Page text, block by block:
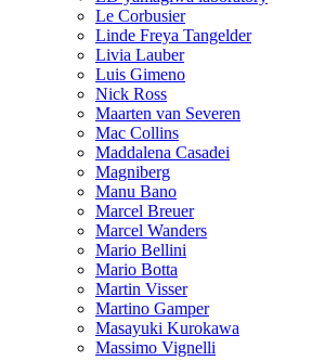
Le Corbusier
Linde Freya Tangelder
Livia Lauber
Luis Gimeno
Nick Ross
Maarten van Severen
Mac Collins
Maddalena Casadei
Magniberg
Manu Bano
Marcel Breuer
Marcel Wanders
Mario Bellini
Mario Botta
Martin Visser
Martino Gamper
Masayuki Kurokawa
Massimo Vignelli